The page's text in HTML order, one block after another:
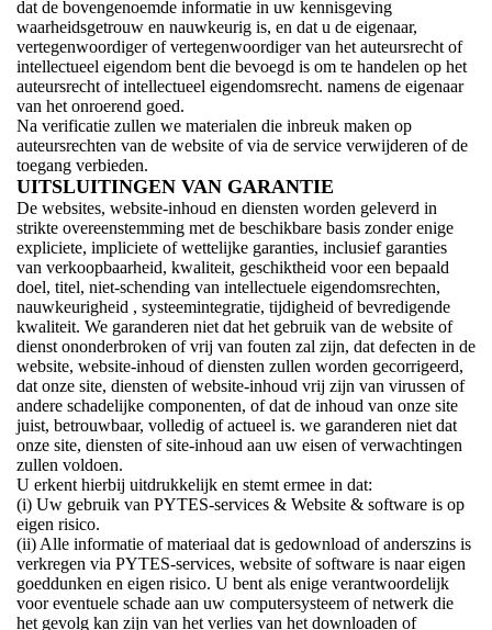
dat de bovengenoemde informatie in uw kennisgeving
waarheidsgetrouw en nauwkeurig is, en dat u de eigenaar,
vertegenwoordiger of vertegenwoordiger van het auteursrecht of
intellectueel eigendom bent die bevoegd is om te handelen op het
auteursrecht of intellectueel eigendomsrecht. namens de eigenaar
van het onroerend goed.
Na verificatie zullen we materialen die inbreuk maken op
auteursrechten van de website of via de service verwijderen of de
toegang verbieden.
UITSLUITINGEN VAN GARANTIE
De websites, website-inhoud en diensten worden geleverd in
strikte overeenstemming met de beschikbare basis zonder enige
expliciete, impliciete of wettelijke garanties, inclusief garanties
van verkoopbaarheid, kwaliteit, geschiktheid voor een bepaald
doel, titel, niet-schending van intellectuele eigendomsrechten,
nauwkeurigheid , systeemintegratie, tijdigheid of bevredigende
kwaliteit. We garanderen niet dat het gebruik van de website of
dienst ononderbroken of vrij van fouten zal zijn, dat defecten in de
website, website-inhoud of diensten zullen worden gecorrigeerd,
dat onze site, diensten of website-inhoud vrij zijn van virussen of
andere schadelijke componenten, of dat de inhoud van onze site
juist, betrouwbaar, volledig of actueel is. we garanderen niet dat
onze site, diensten of site-inhoud aan uw eisen of verwachtingen
zullen voldoen.
U erkent hierbij uitdrukkelijk en stemt ermee in dat:
(i) Uw gebruik van PYTES-services & Website & software is op
eigen risico.
(ii) Alle informatie of materiaal dat is gedownload of anderszins is
verkregen via PYTES-services, website of software is naar eigen
goeddunken en eigen risico. U bent als enige verantwoordelijk
voor eventuele schade aan uw computersysteem of netwerk die
het gevolg kan zijn van het verlies van het downloaden of